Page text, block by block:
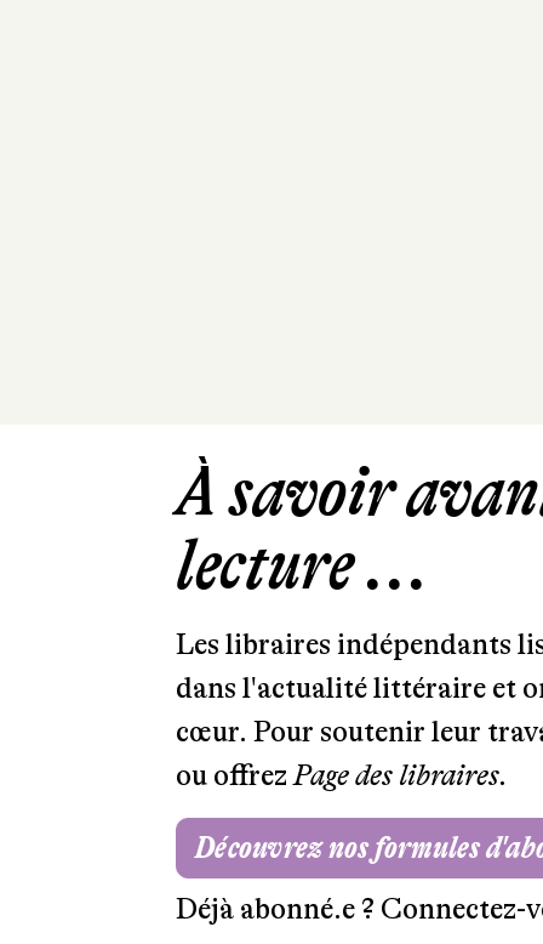
À savoir
lecture ...
Les libraires indépendants
dans l'actualité littéraire et
cœur. Pour soutenir leur
ou offrezPage des libraires.
Découvrez nos formules
Déjà abonné.e ? Connectez-